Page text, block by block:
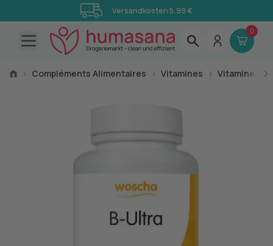
Versandkosten 5,99 €
Open main menu
0
› Compléments Alimentaires › Vitamines › Vitamine B ›